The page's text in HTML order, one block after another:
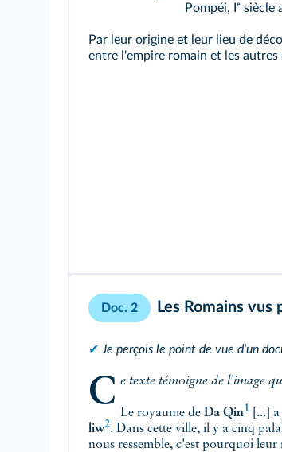
Pompéi, Iᵉ siècle
Par leur origine et leur lieu de
entre l'empire romain et les autres
Doc. 2 Les Romains vus
✔ Je perçois le point de vue d'un
Ce texte témoigne de l'image
Le royaume de Da Qin1 [...]
liw2. Dans cette ville, il y a cinq
nous ressemble, c'est pourquoi